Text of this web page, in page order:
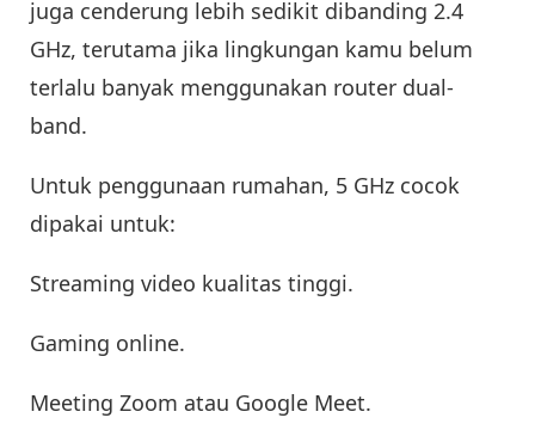
juga cenderung lebih sedikit dibanding 2.4
GHz, terutama jika lingkungan kamu belum
terlalu banyak menggunakan router dual-
band.
Untuk penggunaan rumahan, 5 GHz cocok
dipakai untuk:
Streaming video kualitas tinggi.
Gaming online.
Meeting Zoom atau Google Meet.